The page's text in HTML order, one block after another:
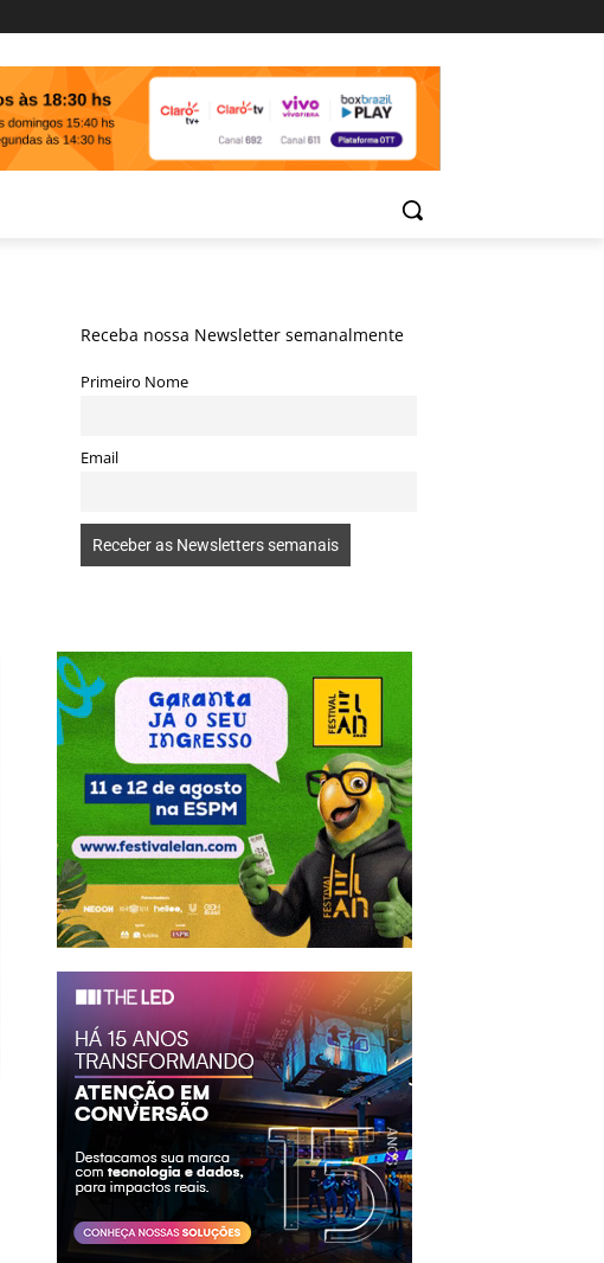
Receba nossa Newsletter semanalmente
Primeiro Nome
Email